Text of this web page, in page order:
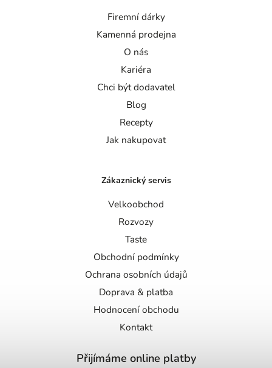
Firemní dárky
Kamenná prodejna
O nás
Kariéra
Chci být dodavatel
Blog
Recepty
Jak nakupovat
Zákaznický servis
Velkoobchod
Rozvozy
Taste
Obchodní podmínky
Ochrana osobních údajů
Doprava & platba
Hodnocení obchodu
Kontakt
Přijímáme online platby